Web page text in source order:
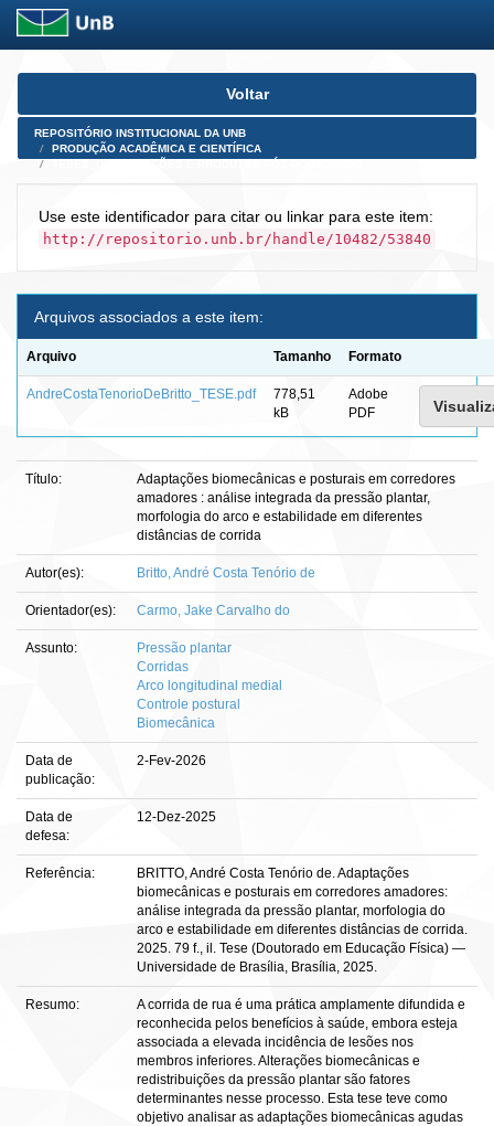
Skip
Voltar
REPOSITÓRIO INSTITUCIONAL DA UNB
PRODUÇÃO ACADÊMICA E CIENTÍFICA
Use este identificador para citar ou linkar para este item:
http://repositorio.unb.br/handle/10482/53840
Arquivos associados a este item:
Arquivo Tamanho Formato
AndreCostaTenorioDeBritto_TESE.pdf
778,51
kB
Adobe
PDF
Título:
Adaptações biomecânicas e posturais em corredores
amadores : análise integrada da pressão plantar,
morfologia do arco e estabilidade em diferentes
distâncias de corrida
Autor(es): Britto, André Costa Tenório de
Orientador(es): Carmo, Jake Carvalho do
Assunto:
Pressão plantar
Corridas
Arco longitudinal medial
Controle postural
Biomecânica
Data de
publicação:
2-Fev-2026
Data de
defesa:
12-Dez-2025
Referência:
BRITTO, André Costa Tenório de. Adaptações
biomecânicas e posturais em corredores amadores:
análise integrada da pressão plantar, morfologia do
arco e estabilidade em diferentes distâncias de corrida.
2025. 79 f., il. Tese (Doutorado em Educação Física) —
Universidade de Brasília, Brasília, 2025.
Resumo:
A corrida de rua é uma prática amplamente difundida e
reconhecida pelos benefícios à saúde, embora esteja
associada a elevada incidência de lesões nos
membros inferiores. Alterações biomecânicas e
redistribuições da pressão plantar são fatores
determinantes nesse processo. Esta tese teve como
objetivo analisar as adaptações biomecânicas agudas